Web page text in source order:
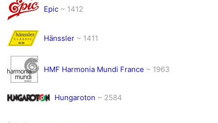
Epic ~ 1412
Hänssler ~ 1411
HMF Harmonia Mundi France ~ 1963
Hungaroton ~ 2584